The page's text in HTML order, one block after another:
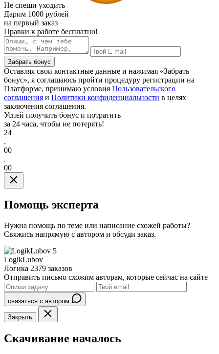
Не спеши уходить
Дарим 1000 рублей
на первый заказ
Правки к работе бесплатно!
Забрать бонус
Оставляя свои контактные данные и нажимая «Забрать
бонус», я соглашаюсь пройти процедуру регистрации на
Платформе, принимаю условия Пользовательского
соглашения и Политики конфиденциальности в целях
заключения соглашения.
Успей получить бонус и потратить
за 24 часа, чтобы не потерять!
24
.
00
.
00
Помощь эксперта
Нужна помощь по теме или написание схожей работы?
Свяжись напрямую с автором и обсуди заказ.
5
LogikLubov
Логика 2379 заказов
Отправить письмо схожим авторам, которые сейчас на сайте
связаться с автором
Закрыть
Скачивание началось